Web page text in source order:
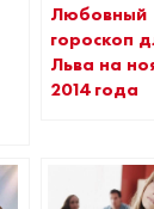
Любовный
гороскоп
Льва на
2014 года